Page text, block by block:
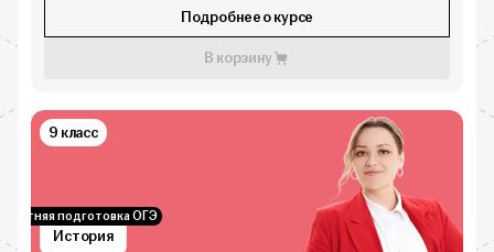
Подробнее о курсе
В корзину
История
Летняя подготовка ОГЭ
9 класс